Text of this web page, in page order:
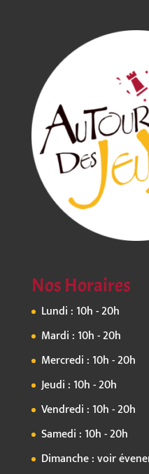
Nos Horaires
Lundi : 10h - 20h
Mardi : 10h - 20h
Mercredi : 10h - 20h
Jeudi : 10h - 20h
Vendredi : 10h - 20h
Samedi : 10h - 20h
Dimanche : voir